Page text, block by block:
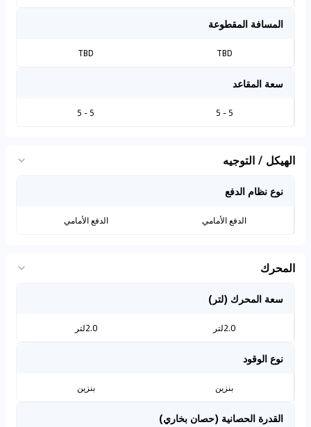
المسافة المقطوعة
TBD
TBD
سعة المقاعد
5 - 5
5 - 5
الهيكل / التوجيه
نوع نظام الدفع
الدفع الأمامي الدفع الأمامي
المحرك
سعة المحرك (لتر)
2.0لتر 2.0لتر
نوع الوقود
بنزين بنزين
القدرة الحصانية (حصان بخاري)